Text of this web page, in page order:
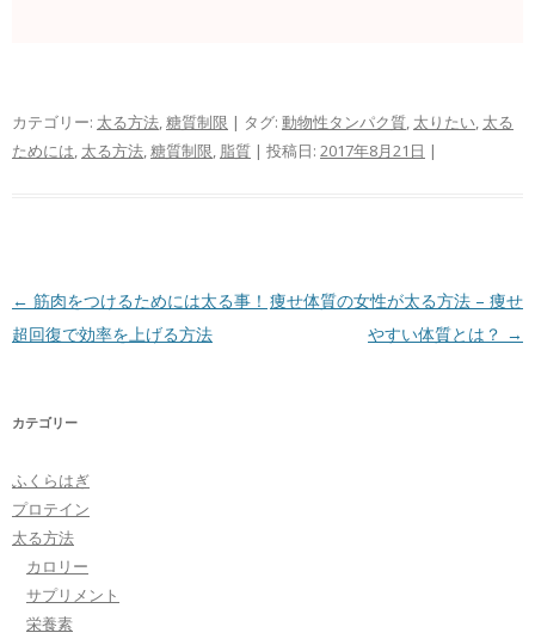
カテゴリー: 太る方法,糖質制限 | タグ: 動物性タンパク質, 太りたい, 太る
ためには, 太る方法,糖質制限, 脂質 | 投稿日: 2017年8月21日 |
投稿ナビゲーション
← 筋肉をつけるためには太る事！
超回復で効率を上げる方法
痩せ体質の女性が太る方法 – 痩せ
やすい体質とは？ →
カテゴリー
ふくらはぎ
プロテイン
太る方法
カロリー
サプリメント
栄養素